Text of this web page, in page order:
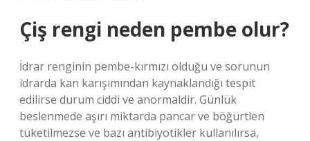
Çiş rengi neden pembe olur?
İdrar renginin pembe-kırmızı olduğu ve sorunun
idrarda kan karışımından kaynaklandığı tespit
edilirse durum ciddi ve anormaldir. Günlük
beslenmede aşırı miktarda pancar ve böğürtlen
tüketilmezse ve bazı antibiyotikler kullanılırsa,